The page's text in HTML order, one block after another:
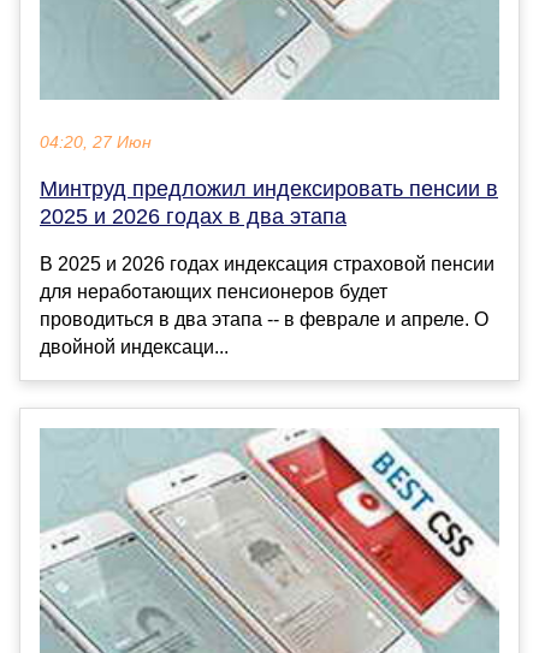
04:20, 27 Июн
Минтруд предложил индексировать пенсии в
2025 и 2026 годах в два этапа
В 2025 и 2026 годах индексация страховой пенсии
для неработающих пенсионеров будет
проводиться в два этапа -- в феврале и апреле. О
двойной индексаци...